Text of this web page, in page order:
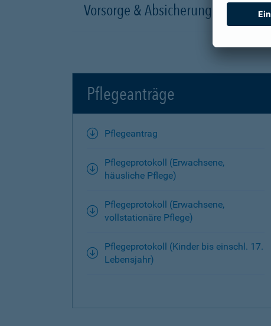
Vorsorge & Absicherung
Pflegeanträge
Pflegeantrag
Pflegeprotokoll (Erwachsene,
häusliche Pflege)
Pflegeprotokoll (Erwachsene,
vollstationäre Pflege)
Pflegeprotokoll (Kinder bis einschl. 17.
Lebensjahr)